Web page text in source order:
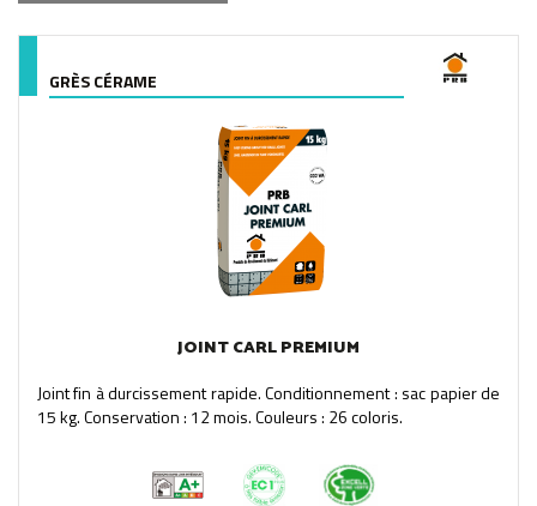
GRÈS CÉRAME
JOINT CARL PREMIUM
Joint fin à durcissement rapide. Conditionnement : sac papier de
15 kg. Conservation : 12 mois. Couleurs : 26 coloris.